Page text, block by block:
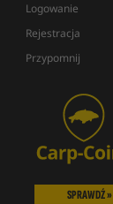
Logowanie
Rejestracja
Przypomnij
SPRAWDŹ »